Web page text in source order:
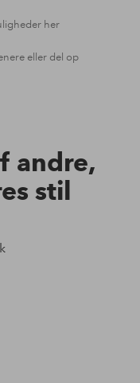
her
eller del op
andre,
stil